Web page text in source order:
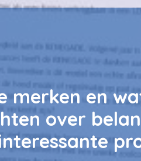
merken en
over